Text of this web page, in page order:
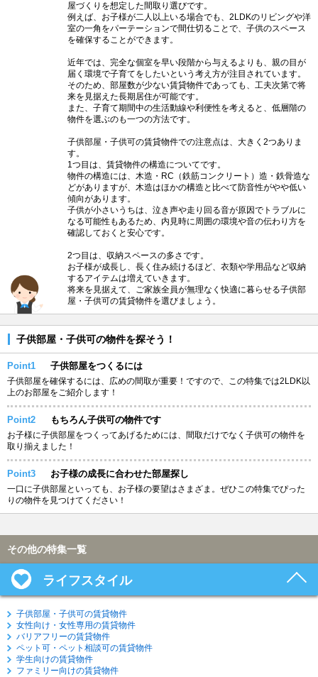
屋づくりを想定した間取り選びです。
例えば、お子様が二人以上いる場合でも、2LDKのリビングや洋
室の一角をパーテーションで間仕切ることで、子供のスペース
を確保することができます。
近年では、完全な個室を早い段階から与えるよりも、親の目が
届く環境で子育てをしたいという考え方が注目されています。
そのため、部屋数が少ない賃貸物件であっても、工夫次第で将
来を見据えた長期居住が可能です。
また、子育て期間中の生活動線や利便性を考えると、低層階の
物件を選ぶのも一つの方法です。
子供部屋・子供可の賃貸物件での注意点は、大きく2つありま
す。
1つ目は、賃貸物件の構造についてです。
物件の構造には、木造・RC（鉄筋コンクリート）造・鉄骨造な
どがありますが、木造はほかの構造と比べて防音性がやや低い
傾向があります。
子供が小さいうちは、泣き声や走り回る音が原因でトラブルに
なる可能性もあるため、内見時に周囲の環境や音の伝わり方を
確認しておくと安心です。
2つ目は、収納スペースの多さです。
お子様が成長し、長く住み続けるほど、衣類や学用品など収納
するアイテムは増えていきます。
将来を見据えて、ご家族全員が無理なく快適に暮らせる子供部
屋・子供可の賃貸物件を選びましょう。
子供部屋・子供可の物件を探そう！
Point1 子供部屋をつくるには
子供部屋を確保するには、広めの間取が重要！ですので、この特集では2LDK以
上のお部屋をご紹介します！
Point2 もちろん子供可の物件です
お子様に子供部屋をつくってあげるためには、間取だけでなく子供可の物件を
取り揃えました！
Point3 お子様の成長に合わせた部屋探し
一口に子供部屋といっても、お子様の要望はさまざま。ぜひこの特集でぴった
りの物件を見つけてください！
その他の特集一覧
ライフスタイル
子供部屋・子供可の賃貸物件
女性向け・女性専用の賃貸物件
バリアフリーの賃貸物件
ペット可・ペット相談可の賃貸物件
学生向けの賃貸物件
ファミリー向けの賃貸物件